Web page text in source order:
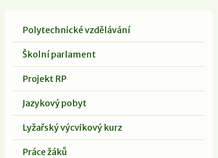
Polytechnické vzdělávání
Školní parlament
Projekt RP
Jazykový pobyt
Lyžařský výcvikový kurz
Práce žáků